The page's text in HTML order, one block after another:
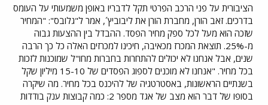
הציבורית על פני הרכב הפרטי תקל לדבריו באופן משמעותי על העומס
בדרכים. זאב הורן, מחברת הורן את ליבוביץ´, אמר ל"גלובס": "המחיר
שזכה הוא מעל לכל ספק מחיר הפסד. ההבדל בין ההצעות גבוה
מ-25%. תוצאת המכרז מכאיבה, חיכינו למכרזים האלה כל כך הרבה
שנים, אבל אנחנו לא יכולים להתחרות בחברות מחו"ל שמוכנות לזכות
בכל מחיר. "אנחנו לא מוכנים לספוג הפסדים של 15-10 מיליון שקל
בשנתיים הראשונות, באסטרטגיה של להיכנס בכל מחיר. מה שיקרה
בסופו של דבר הוא מצב של אגד מספר 2: כמה קבוצות ענק בודדות